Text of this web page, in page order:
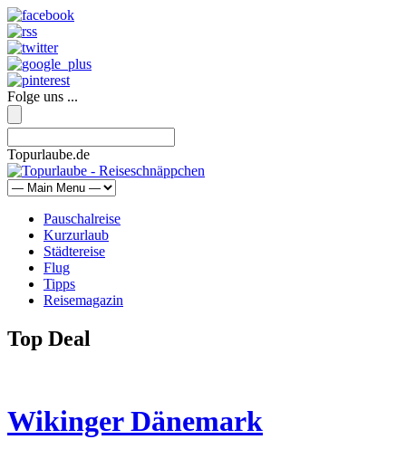
Folge uns ...
Topurlaube.de
Pauschalreise
Kurzurlaub
Städtereise
Flug
Tipps
Reisemagazin
Top Deal
Wikinger Dänemark